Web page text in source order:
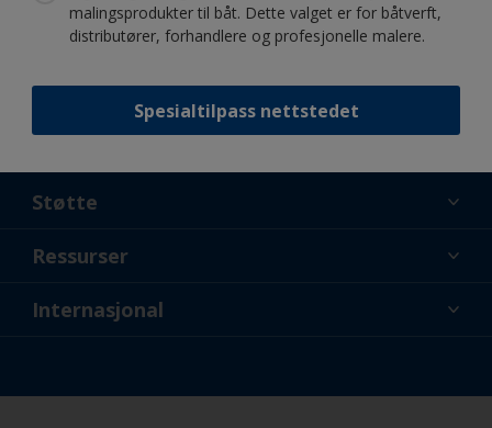
malingsprodukter til båt. Dette valget er for båtverft,
distributører, forhandlere og profesjonelle malere.
Spesialtilpass nettstedet
Følg International:
Støtte
Om oss
Ressurser
Nyheter
Internasjonal